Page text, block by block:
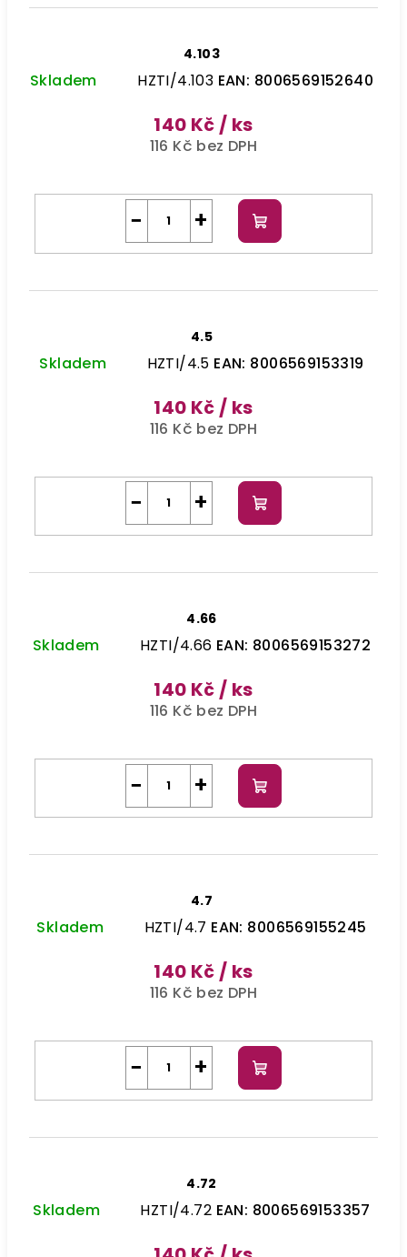
4.103
Skladem HZTI/4.103 EAN: 8006569152640
140 Kč / ks
116 Kč bez DPH
+
− Do
košíku
4.5
Skladem HZTI/4.5 EAN: 8006569153319
140 Kč / ks
116 Kč bez DPH
+
− Do
košíku
4.66
Skladem HZTI/4.66 EAN: 8006569153272
140 Kč / ks
116 Kč bez DPH
+
− Do
košíku
4.7
Skladem HZTI/4.7 EAN: 8006569155245
140 Kč / ks
116 Kč bez DPH
+
− Do
košíku
4.72
Skladem HZTI/4.72 EAN: 8006569153357